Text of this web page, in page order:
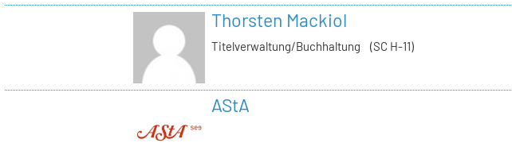
Thorsten Mackiol
Titelverwaltung/Buchhaltung (SC H-11)
AStA